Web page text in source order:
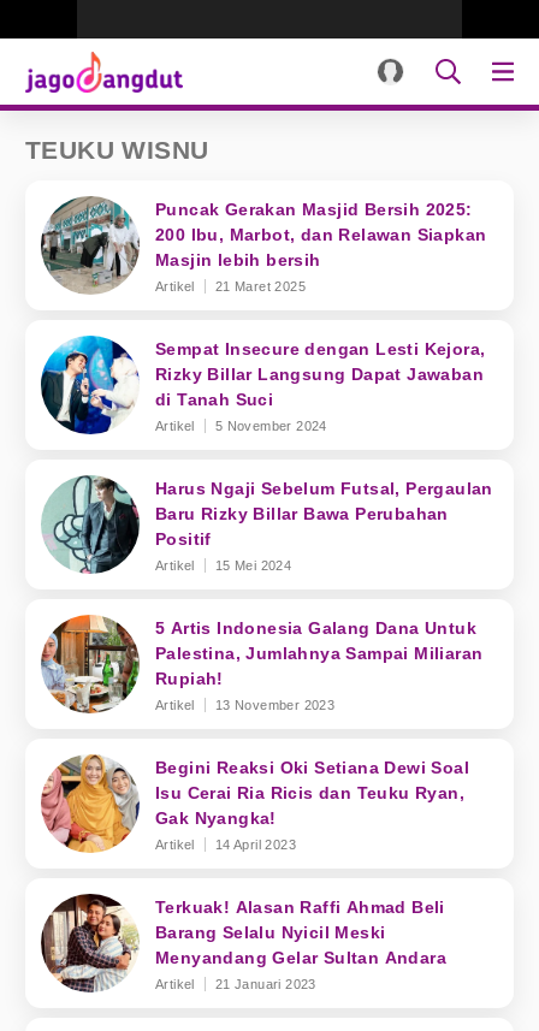
TEUKU WISNU
Puncak Gerakan Masjid Bersih 2025:
200 Ibu, Marbot, dan Relawan Siapkan
Masjin lebih bersih
Artikel 21 Maret 2025
Sempat Insecure dengan Lesti Kejora,
Rizky Billar Langsung Dapat Jawaban
di Tanah Suci
Artikel 5 November 2024
Harus Ngaji Sebelum Futsal, Pergaulan
Baru Rizky Billar Bawa Perubahan
Positif
Artikel 15 Mei 2024
5 Artis Indonesia Galang Dana Untuk
Palestina, Jumlahnya Sampai Miliaran
Rupiah!
Artikel 13 November 2023
Begini Reaksi Oki Setiana Dewi Soal
Isu Cerai Ria Ricis dan Teuku Ryan,
Gak Nyangka!
Artikel 14 April 2023
Terkuak! Alasan Raffi Ahmad Beli
Barang Selalu Nyicil Meski
Menyandang Gelar Sultan Andara
Artikel 21 Januari 2023